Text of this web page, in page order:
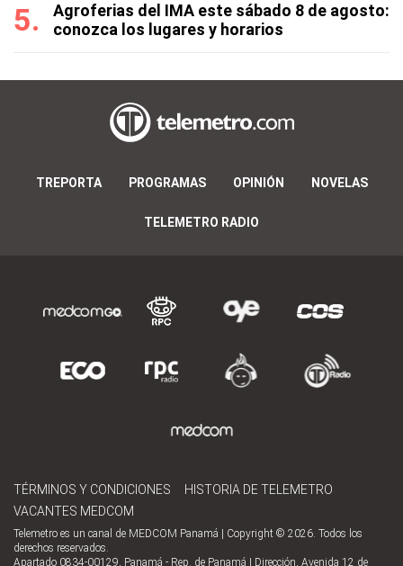
Agroferias del IMA este sábado 8 de agosto:
conozca los lugares y horarios
TREPORTA PROGRAMAS OPINIÓN NOVELAS
TELEMETRO RADIO
TÉRMINOS Y CONDICIONES
HISTORIA DE TELEMETRO
VACANTES MEDCOM
Telemetro es un canal de MEDCOM Panamá | Copyright © 2026. Todos los
derechos reservados.
Apartado 0834-00129, Panamá - Rep. de Panamá | Dirección, Avenida 12 de